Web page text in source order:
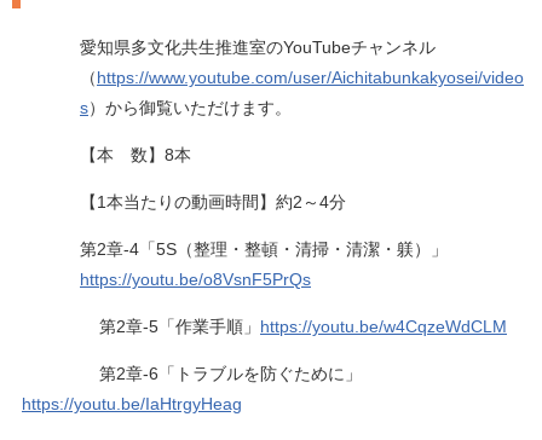
愛知県多文化共生推進室のYouTubeチャンネル
（https://www.youtube.com/user/Aichitabunkakyosei/video
s）から御覧いただけます。
【本 数】8本
【1本当たりの動画時間】約2～4分
第2章-4「5S（整理・整頓・清掃・清潔・躾）」
https://youtu.be/o8VsnF5PrQs
第2章-5「作業手順」 https://youtu.be/w4CqzeWdCLM
第2章-6「トラブルを防ぐために」
https://youtu.be/IaHtrgyHeag